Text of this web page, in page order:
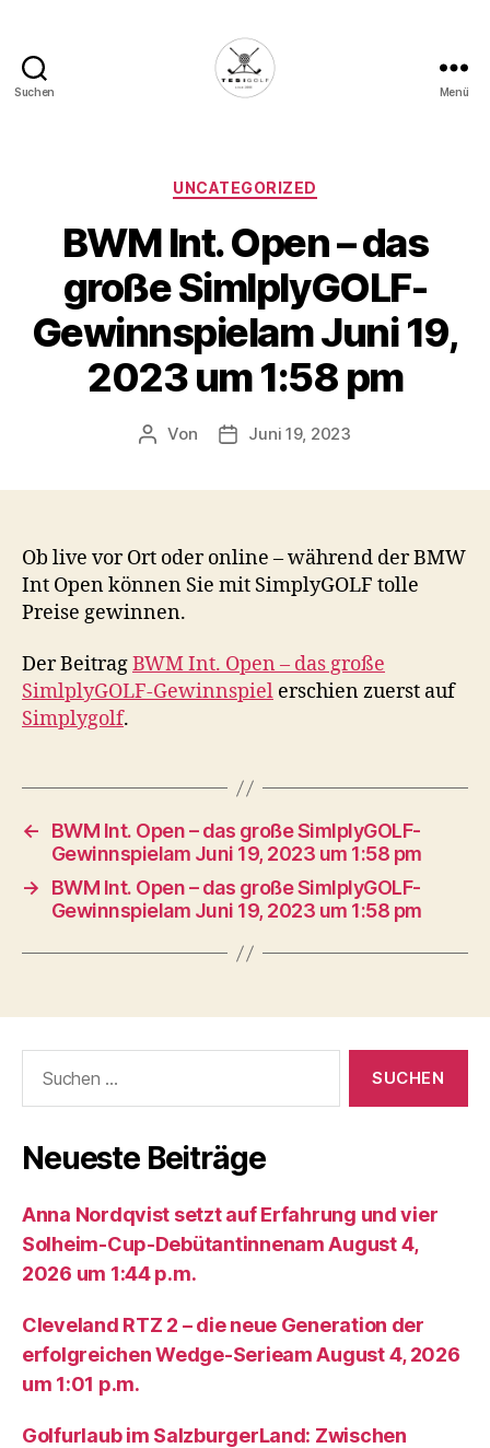
Suchen
Deine
Plattform
für
Golfbegeisterte!
Menü
Kategorien
UNCATEGORIZED
BWM Int. Open – das
große SimlplyGOLF-
Gewinnspielam Juni 19,
2023 um 1:58 pm
Beitragsautor
Von Veröffentlichungsdatum
Juni 19, 2023
Ob live vor Ort oder online – während der BMW
Int Open können Sie mit SimplyGOLF tolle
Preise gewinnen.
Der BeitragBWM Int. Open – das große
SimlplyGOLF-Gewinnspiel erschien zuerst auf
Simplygolf.
←
BWM Int. Open – das große SimlplyGOLF-
Gewinnspielam Juni 19, 2023 um 1:58 pm
→
BWM Int. Open – das große SimlplyGOLF-
Gewinnspielam Juni 19, 2023 um 1:58 pm
nach:
Neueste Beiträge
Anna Nordqvist setzt auf Erfahrung und vier
Solheim-Cup-Debütantinnenam August 4,
2026 um 1:44 p.m.
Cleveland RTZ 2 – die neue Generation der
erfolgreichen Wedge-Serieam August 4, 2026
um 1:01 p.m.
Golfurlaub im SalzburgerLand: Zwischen